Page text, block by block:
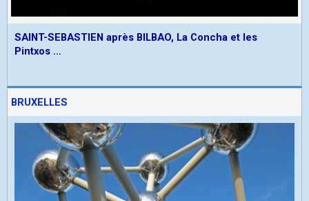
SAINT-SEBASTIEN après BILBAO, La Concha et les
Pintxos ...
BRUXELLES